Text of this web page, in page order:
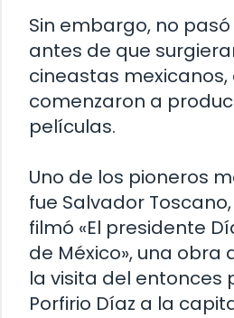
Sin embargo, no
antes de que
cineastas mexicanos,
comenzaron a
películas.
Uno de los pioneros
fue Salvador
filmó «El presidente
de México», una
la visita del entonces
Porfirio Díaz a la